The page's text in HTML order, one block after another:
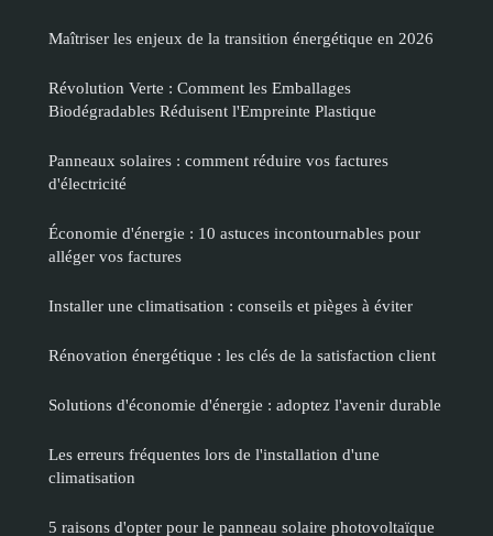
Maîtriser les enjeux de la transition énergétique en 2026
Révolution Verte : Comment les Emballages
Biodégradables Réduisent l'Empreinte Plastique
Panneaux solaires : comment réduire vos factures
d'électricité
Économie d'énergie : 10 astuces incontournables pour
alléger vos factures
Installer une climatisation : conseils et pièges à éviter
Rénovation énergétique : les clés de la satisfaction client
Solutions d'économie d'énergie : adoptez l'avenir durable
Les erreurs fréquentes lors de l'installation d'une
climatisation
5 raisons d'opter pour le panneau solaire photovoltaïque